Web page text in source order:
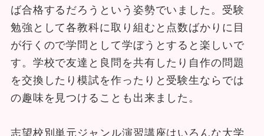
ば合格するだろうという姿勢でいました。受験
勉強として各教科に取り組むと点数ばかりに目
が行くので学問として学ぼうとすると楽しいで
す。学校で友達と良問を共有したり自作の問題
を交換したり模試を作ったりと受験生ならでは
の趣味を見つけることも出来ました。
志望校別単元ジャンル演習講座はいろんな大学